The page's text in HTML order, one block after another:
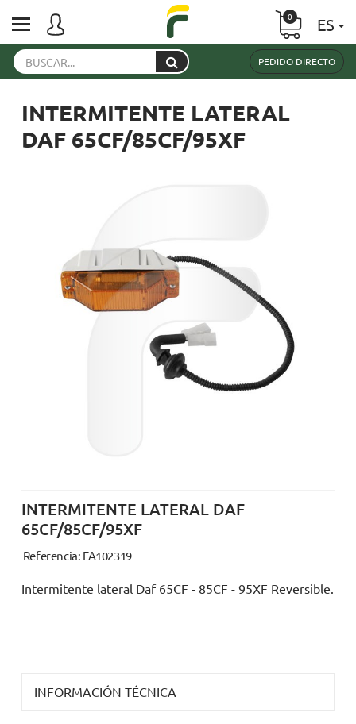
PEDIDO DIRECTO
ES
0
INTERMITENTE LATERAL
DAF 65CF/85CF/95XF
INTERMITENTE LATERAL DAF
65CF/85CF/95XF
Referencia: FA102319
Intermitente lateral Daf 65CF - 85CF - 95XF Reversible.
INFORMACIÓN TÉCNICA